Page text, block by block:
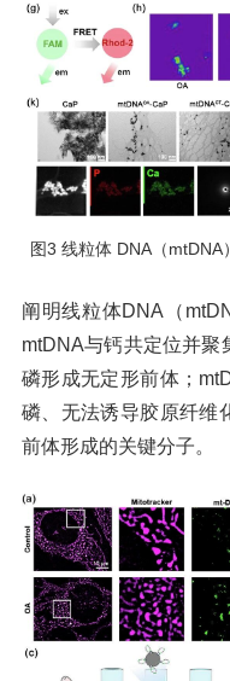
图3 线粒体 DNA（
阐明线粒体DNA（
mtDNA与钙共定位并聚
磷形成无定形前体；
磷、无法诱导胶原纤维
前体形成的关键分子。